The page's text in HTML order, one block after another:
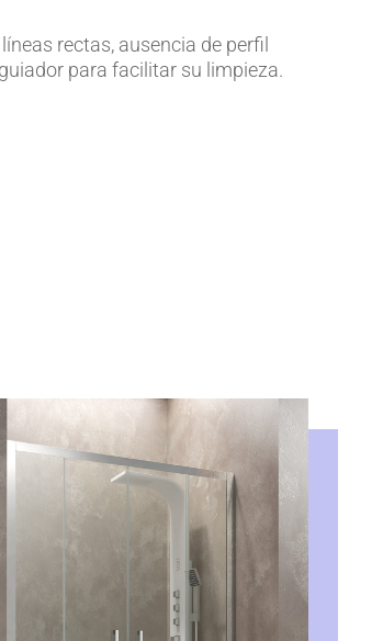
rectas, ausencia de perfil
para facilitar su limpieza.